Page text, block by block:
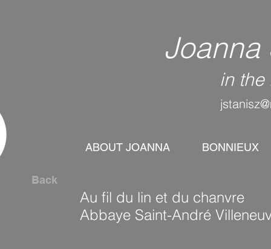
Joanna
in
ABOUT JOANNA BONNIEUX
Back
Au fil du lin et du chanvre
Abbaye Saint-André